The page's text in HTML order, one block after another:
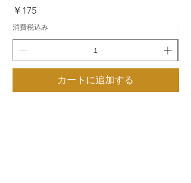
価格
￥175
消費税込み
カートに追加する
消